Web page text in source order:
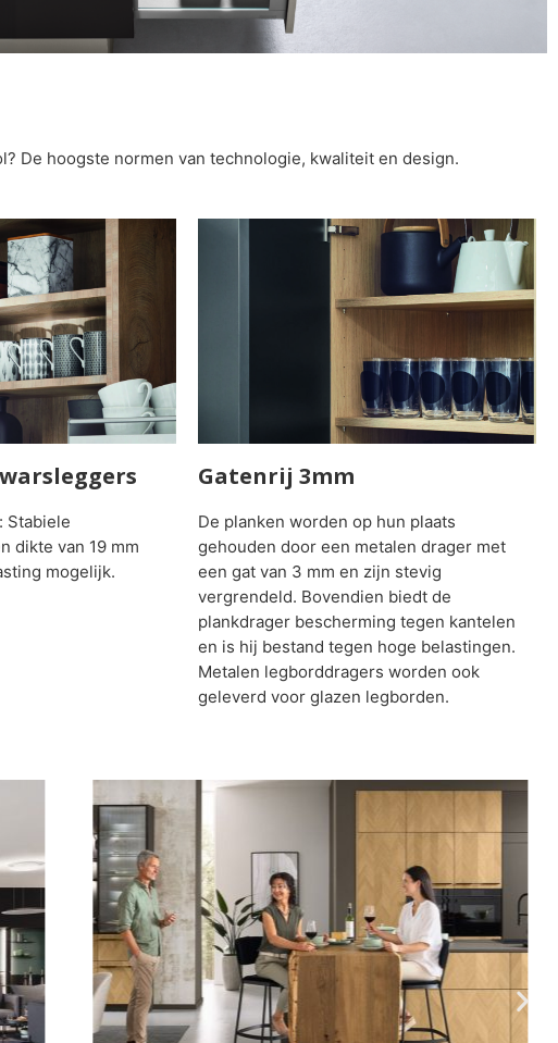
De hoogste normen van technologie, kwaliteit en design.
Stabiele
dikte van 19 mm
mogelijk.
Gatenrij 3mm
De planken worden op hun plaats
gehouden door een metalen drager met
een gat van 3 mm en zijn stevig
vergrendeld. Bovendien biedt de
plankdrager bescherming tegen kantelen
en is hij bestand tegen hoge belastingen.
Metalen legborddragers worden ook
geleverd voor glazen legborden.